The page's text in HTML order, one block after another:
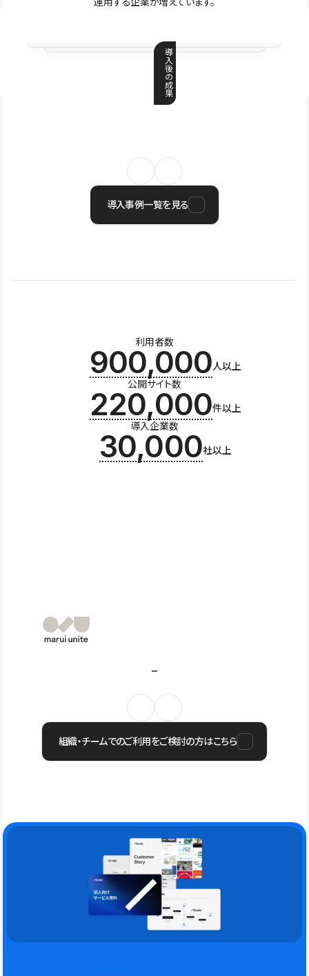
導
入
後
の
成
果
導入事例一覧を見る
利用者数
900,000人以上
公開サイト数
220,000件以上
導入企業数
30,000社以上
組織・チームでのご利用をご検討の方はこちら